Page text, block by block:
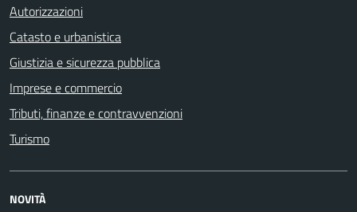
Autorizzazioni
Catasto e urbanistica
Giustizia e sicurezza pubblica
Imprese e commercio
Tributi, finanze e contravvenzioni
Turismo
NOVITÀ